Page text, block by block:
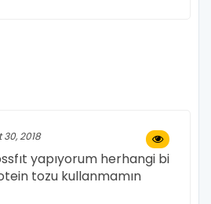
30, 2018
yapıyorum herhangi bi
tozu kullanmamın